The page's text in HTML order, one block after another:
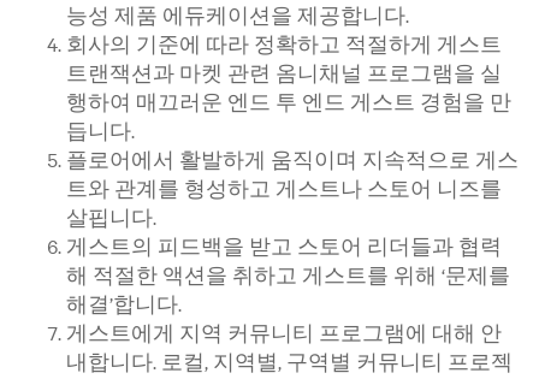
능성 제품 에듀케이션을 제공합니다.
회사의 기준에 따라 정확하고 적절하게 게스트
트랜잭션과 마켓 관련 옴니채널 프로그램을 실
행하여 매끄러운 엔드 투 엔드 게스트 경험을 만
듭니다.
플로어에서 활발하게 움직이며 지속적으로 게스
트와 관계를 형성하고 게스트나 스토어 니즈를
살핍니다.
게스트의 피드백을 받고 스토어 리더들과 협력
해 적절한 액션을 취하고 게스트를 위해 ‘문제를
해결’합니다.
게스트에게 지역 커뮤니티 프로그램에 대해 안
내합니다. 로컬, 지역별, 구역별 커뮤니티 프로젝